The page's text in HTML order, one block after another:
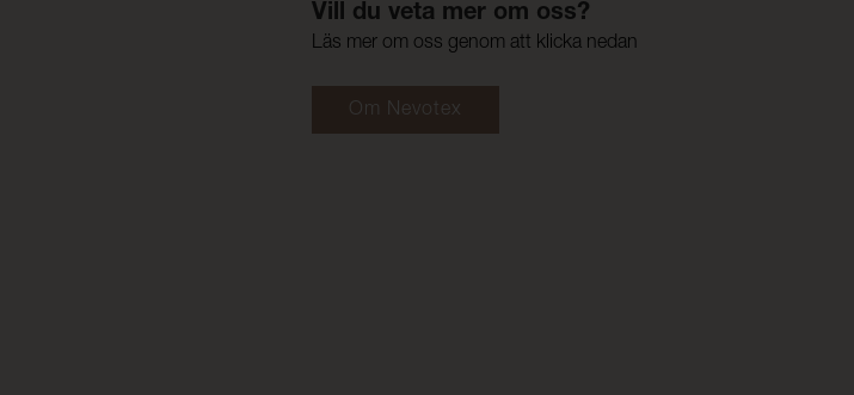
Vill du veta mer om oss?
Läs mer om oss genom att klicka nedan
Om Nevotex